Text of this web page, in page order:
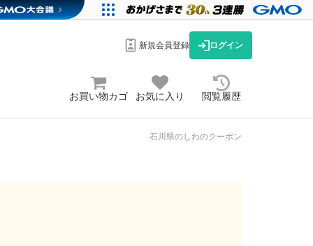
新規会員登録 ログイン
お買い物カゴ お気に入り 閲覧履歴
石川県のしわのクーポン